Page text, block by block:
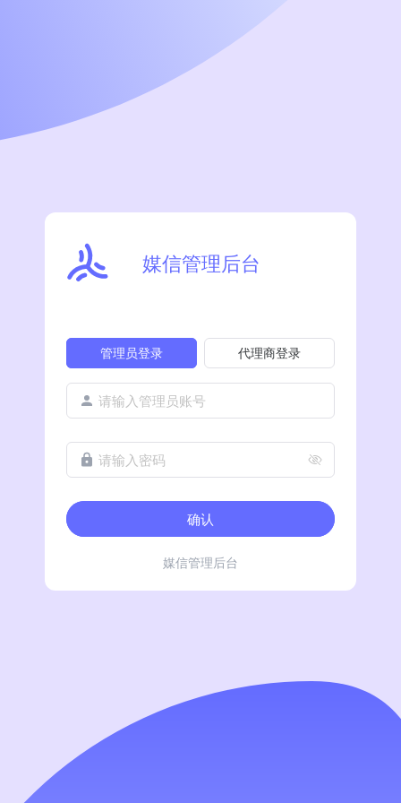
媒信管理后台
管理员登录 代理商登录
请输入管理员账号
请输入密码
确认
媒信管理后台